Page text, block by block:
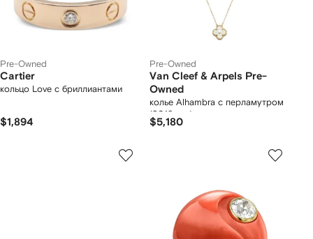
Pre-Owned
Cartier
кольцо Love с бриллиантами
$1,894
Pre-Owned
Van Cleef & Arpels Pre-
Owned
колье Alhambra с перламутром
(2018 год)
$5,180